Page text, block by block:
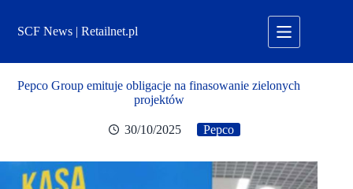
treściSCF News | Retailnet.pl
Pepco Group emituje obligacje na finasowanie zielonych
projektów
30/10/2025 Pepco